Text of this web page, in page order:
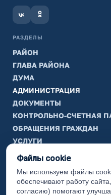
РАЗДЕЛЫ
РАЙОН
ГЛАВА РАЙОНА
ДУМА
АДМИНИСТРАЦИЯ
ДОКУМЕНТЫ
КОНТРОЛЬНО-СЧЕТНАЯ
ОБРАЩЕНИЯ ГРАЖДАН
УСЛУГИ
ТИК
ИНФОРМАЦИЯ
Законодательная карта
Файлы cookie
Мы используем файлы
обеспечивают работу
согласию) помогают